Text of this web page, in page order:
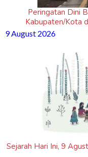
Peringatan Dini
Kabupaten/Kota
9 August 2026
Sejarah Hari Ini, 9